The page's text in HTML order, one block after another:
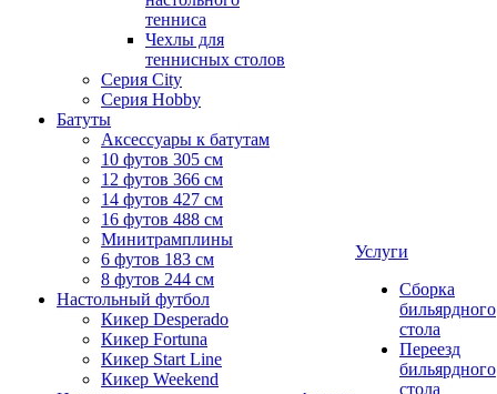
тенниса
Чехлы для
теннисных столов
Серия City
Серия Hobby
Батуты
Аксессуары к батутам
10 футов 305 см
12 футов 366 см
14 футов 427 см
16 футов 488 см
Минитрамплины
6 футов 183 см
8 футов 244 см
Настольный футбол
Кикер Desperado
Кикер Fortuna
Кикер Start Line
Кикер Weekend
Услуги
Сборка
бильярдного
стола
Переезд
бильярдного
стола